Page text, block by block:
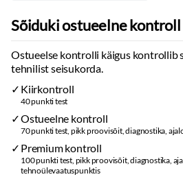
Sõiduki ostueelne kontroll
Ostueelse kontrolli käigus kontrollib
tehnilist seisukorda.
Kiirkontroll
40 punkti test
Ostueelne kontroll
70 punkti test, pikk proovisõit, diagnostika,
Premium kontroll
100 punkti test, pikk proovisõit, diagnostika,
tehnoülevaatuspunktis